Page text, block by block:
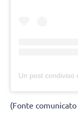
(Fonte